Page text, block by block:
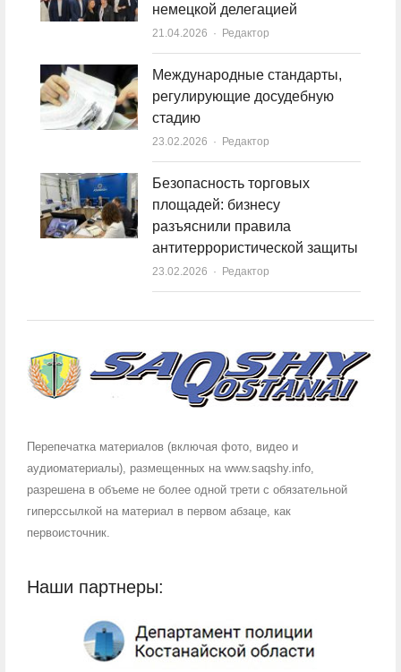
немецкой делегацией
21.04.2026 Author
Редактор
Международные стандарты,
регулирующие досудебную
стадию
23.02.2026 Author
Редактор
Безопасность торговых
площадей: бизнесу
разъяснили правила
антитеррористической защиты
23.02.2026 Author
Редактор
Перепечатка материалов (включая фото, видео и
аудиоматериалы), размещенных на www.saqshy.info,
разрешена в объеме не более одной трети с обязательной
гиперссылкой на материал в первом абзаце, как
первоисточник.
Наши партнеры: